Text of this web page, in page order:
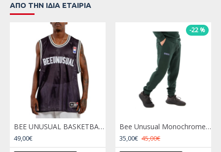
ΑΠΌ ΤΗΝ ΊΔΙΑ ΕΤΑΙΡΊΑ
BEE UNUSUAL BASKETBALL TANK TOP Mαύρο
49,00€
-22 %
Bee Unusual Monochrome Sweatpants Πράσινο
35,00€ 45,00€